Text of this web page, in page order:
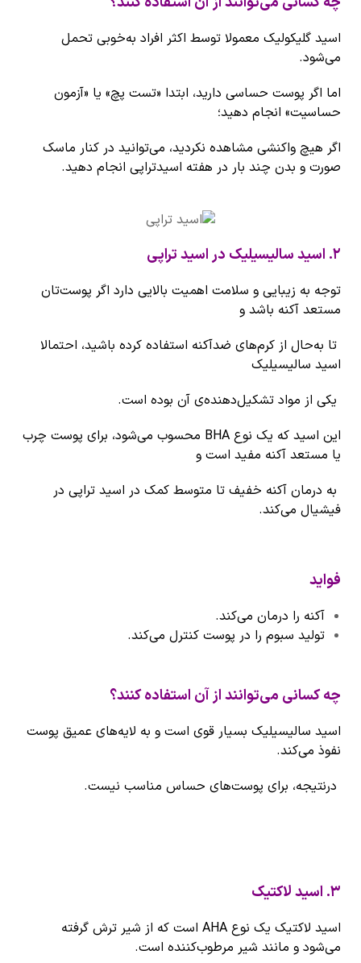
اسید گلیکولیک معمولا توسط اکثر افراد به‌خوبی تحمل
می‌شود.
اما اگر پوست حساسی دارید، ابتدا «تست پچ» یا «آزمون
حساسیت» انجام دهید؛
اگر هیچ واکنشی مشاهده نکردید، می‌توانید در کنار ماسک
صورت و بدن چند بار در هفته اسیدتراپی انجام دهید.
۲. اسید سالیسیلیک در اسید تراپی
توجه به زیبایی و سلامت اهمیت بالایی دارد اگر پوست‌تان
مستعد آکنه باشد و
تا به‌حال از کرم‌های ضدآکنه استفاده کرده باشید، احتمالا
اسید سالیسیلیک
یکی از مواد تشکیل‌دهنده‌ی آن بوده است.
این اسید که یک نوع BHA محسوب می‌شود، برای پوست چرب
یا مستعد آکنه مفید است و
به درمان آکنه خفیف تا متوسط کمک در اسید تراپی در
فیشیال می‌کند.
فواید
آکنه را درمان می‌کند.
تولید سبوم را در پوست کنترل می‌کند.
چه کسانی می‌توانند از آن استفاده کنند؟
اسید سالیسیلیک بسیار قوی است و به لایه‌های عمیق پوست
نفوذ می‌کند.
درنتیجه، برای پوست‌های حساس مناسب نیست.
۳. اسید لاکتیک
اسید لاکتیک یک نوع AHA است که از شیر ترش گرفته
می‌شود و مانند شیر مرطوب‌کننده است.